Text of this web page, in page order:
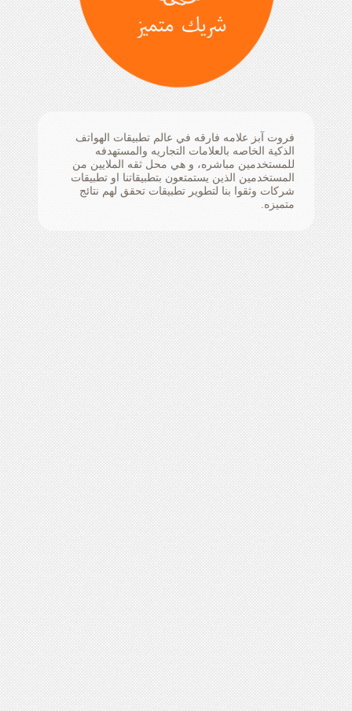
فروت آبز علامه فارقه في عالم تطبيقات الهواتف
الذكية الخاصه بالعلامات التجاريه والمستهدفه
للمستخدمين مباشره، و هي محل ثقه الملايين من
المستخدمين الذين يستمتعون بتطبيقاتنا او تطبيقات
شركات وثقوا بنا لتطوير تطبيقات تحقق لهم نتائج
متميزه.